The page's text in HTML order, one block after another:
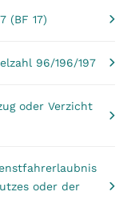
(BF 17)
96/196/197
oder Verzicht
oder der